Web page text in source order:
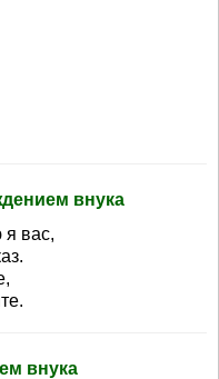
внука
вас,
внука